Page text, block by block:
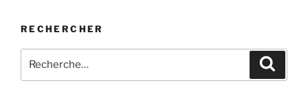
RECHERCHER
pour